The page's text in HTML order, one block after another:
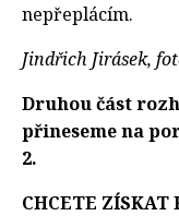
nepřeplácím.
Jindřich Jirásek,
Druhou část
přineseme na
2.
CHCETE